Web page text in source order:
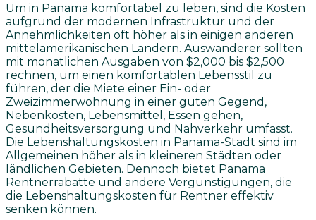
Um in Panama komfortabel zu leben, sind die Kosten
aufgrund der modernen Infrastruktur und der
Annehmlichkeiten oft höher als in einigen anderen
mittelamerikanischen Ländern. Auswanderer sollten
mit monatlichen Ausgaben von $2,000 bis $2,500
rechnen, um einen komfortablen Lebensstil zu
führen, der die Miete einer Ein- oder
Zweizimmerwohnung in einer guten Gegend,
Nebenkosten, Lebensmittel, Essen gehen,
Gesundheitsversorgung und Nahverkehr umfasst.
Die Lebenshaltungskosten in Panama-Stadt sind im
Allgemeinen höher als in kleineren Städten oder
ländlichen Gebieten. Dennoch bietet Panama
Rentnerrabatte und andere Vergünstigungen, die
die Lebenshaltungskosten für Rentner effektiv
senken können.